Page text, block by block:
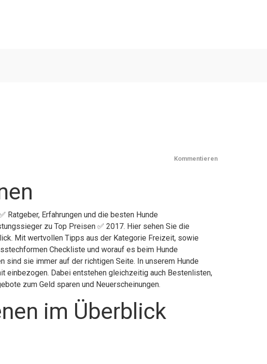
Kommentieren
Erfahrungen und die besten Hunde
zu Top Preisen ✅ 2017. Hier sehen Sie die
Mit wertvollen Tipps aus der Kategorie Freizeit, sowie
Checkliste und worauf es beim Hunde
sie immer auf der richtigen Seite. In unserem Hunde
einbezogen. Dabei entstehen gleichzeitig auch Bestenlisten,
zum Geld sparen und Neuerscheinungen.
im Überblick